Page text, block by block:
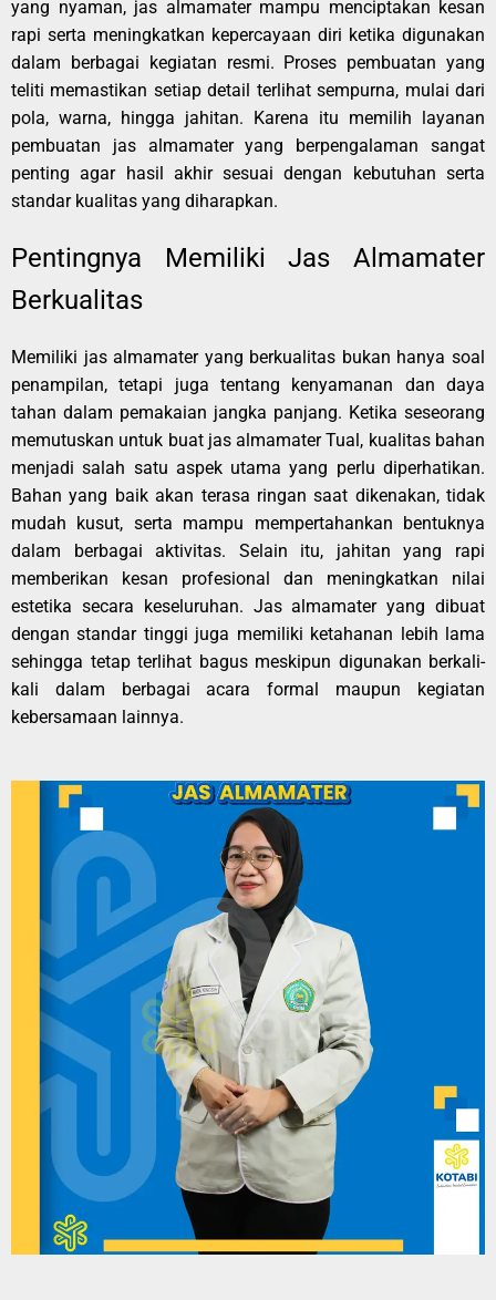
yang nyaman, jas almamater mampu menciptakan kesan
rapi serta meningkatkan kepercayaan diri ketika digunakan
dalam berbagai kegiatan resmi. Proses pembuatan yang
teliti memastikan setiap detail terlihat sempurna, mulai dari
pola, warna, hingga jahitan. Karena itu memilih layanan
pembuatan jas almamater yang berpengalaman sangat
penting agar hasil akhir sesuai dengan kebutuhan serta
standar kualitas yang diharapkan.
Pentingnya Memiliki Jas Almamater
Berkualitas
Memiliki jas almamater yang berkualitas bukan hanya soal
penampilan, tetapi juga tentang kenyamanan dan daya
tahan dalam pemakaian jangka panjang. Ketika seseorang
memutuskan untuk buat jas almamater Tual, kualitas bahan
menjadi salah satu aspek utama yang perlu diperhatikan.
Bahan yang baik akan terasa ringan saat dikenakan, tidak
mudah kusut, serta mampu mempertahankan bentuknya
dalam berbagai aktivitas. Selain itu, jahitan yang rapi
memberikan kesan profesional dan meningkatkan nilai
estetika secara keseluruhan. Jas almamater yang dibuat
dengan standar tinggi juga memiliki ketahanan lebih lama
sehingga tetap terlihat bagus meskipun digunakan berkali-
kali dalam berbagai acara formal maupun kegiatan
kebersamaan lainnya.